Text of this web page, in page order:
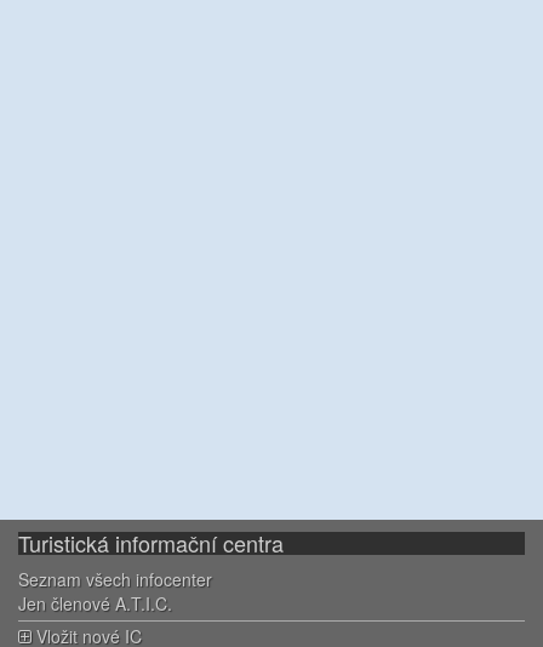
Turistická informační centra
Seznam všech infocenter
Jen členové A.T.I.C.
Vložit nové IC